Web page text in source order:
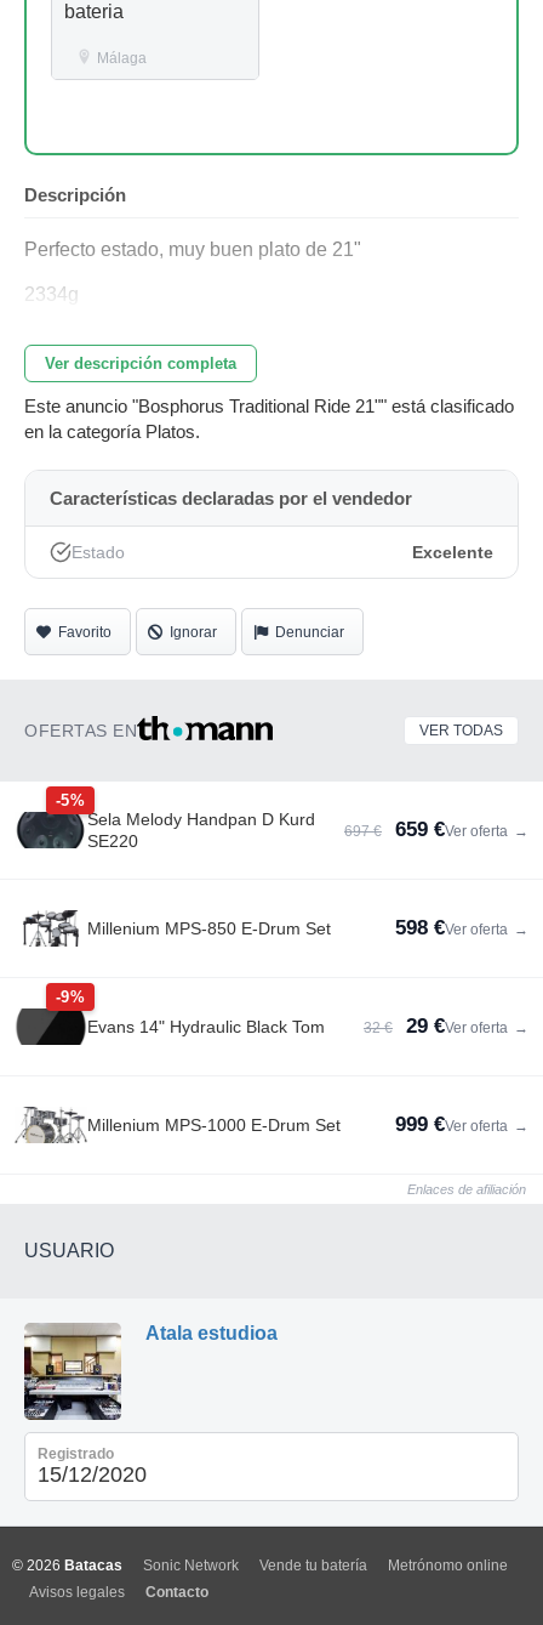
bateria
Málaga
Descripción
Perfecto estado, muy buen plato de 21"
2334g
Ver descripción completa
Este anuncio "Bosphorus Traditional Ride 21"" está clasificado
en la categoría Platos.
Características declaradas por el vendedor
Estado Excelente
Favorito Ignorar Denunciar
OFERTAS EN VER TODAS
-5%
Sela Melody Handpan D Kurd
SE220
697 € 659 €Ver oferta →
Millenium MPS-850 E-Drum Set 598 €Ver oferta →
-9%
Evans 14" Hydraulic Black Tom 32 € 29 €Ver oferta →
Millenium MPS-1000 E-Drum Set 999 €Ver oferta →
Enlaces de afiliación
USUARIO
Atala estudioa
Registrado
15/12/2020
© 2026 Batacas Sonic Network Vende tu batería
Metrónomo online
Avisos legales
Contacto